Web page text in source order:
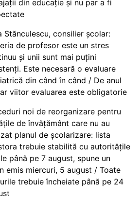
din educație și nu par a fi
Stănculescu, consilier școlar:
de profesor este un stres
și unii sunt mai puțini
Este necesară o evaluare
din când în când / De anul
viitor evaluarea este obligatorie
noi de reorganizare pentru
de învățământ care nu au
planul de școlarizare: lista
trebuie stabilită cu autoritățile
până pe 7 august, spune un
emis miercuri, 5 august / Toate
trebuie încheiate până pe 24